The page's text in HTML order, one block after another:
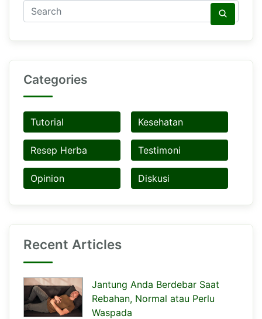
Categories
Tutorial Kesehatan
Resep Herba Testimoni
Opinion Diskusi
Recent Articles
Jantung Anda Berdebar Saat
Rebahan, Normal atau Perlu
Waspada